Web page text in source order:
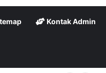
Kontak Admin